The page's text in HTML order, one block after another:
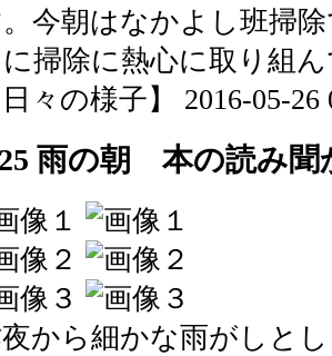
今朝はなかよし班掃
に掃除に熱心に取り組
日々の様子】 2016-05-26
雨の朝 本の読み聞
から細かな雨がしと